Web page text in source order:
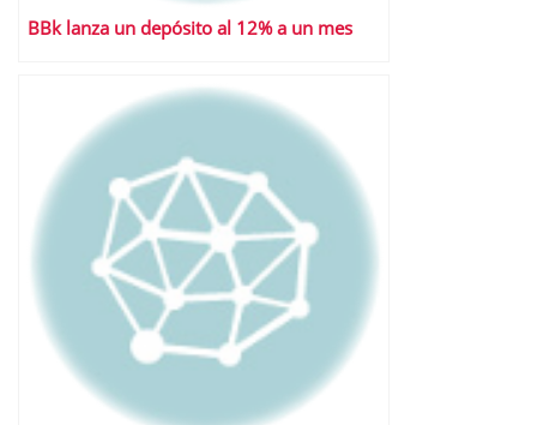
BBk lanza un depósito al 12% a un mes